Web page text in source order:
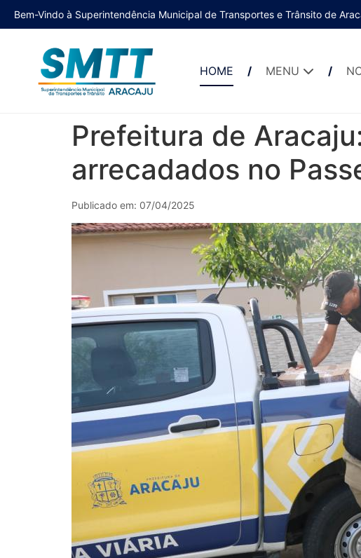
Bem-Vindo à Superintendência Municipal de Transportes e Trânsito de
HOME MENU
Prefeitura de
arrecadados no
Publicado em: 07/04/2025